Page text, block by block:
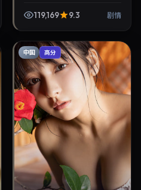
119,169 9.3 剧情
中国 高分